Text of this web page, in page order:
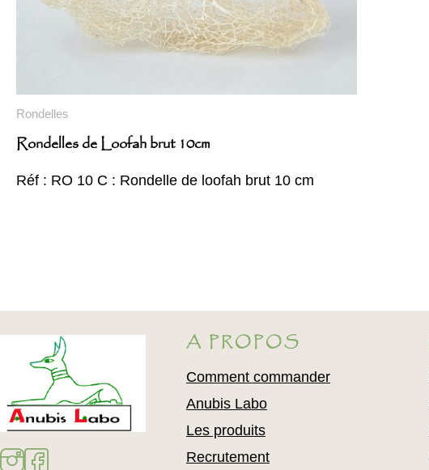
Rondelles
Rondelles de Loofah brut 10cm
Réf : RO 10 C : Rondelle de loofah brut 10 cm
A PROPOS
Comment commander
Anubis Labo
Les produits
Recrutement